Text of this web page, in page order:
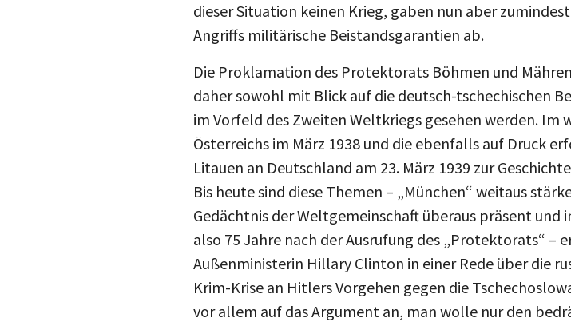
dieser Situation keinen Krieg, gaben nun aber
Angriffs militärische Beistandsgarantien ab.
Die Proklamation des Protektorats Böhmen und
daher sowohl mit Blick auf die deutsch-tschechischen
im Vorfeld des Zweiten Weltkriegs gesehen werden. Im
Österreichs im März 1938 und die ebenfalls auf Druck
Litauen an Deutschland am 23. März 1939 zur
Bis heute sind diese Themen – „München“ weitaus
Gedächtnis der Weltgemeinschaft überaus präsent und
also 75 Jahre nach der Ausrufung des „Protektorats“ –
Außenministerin Hillary Clinton in einer Rede über die
Krim-Krise an Hitlers Vorgehen gegen die
vor allem auf das Argument an, man wolle nur den